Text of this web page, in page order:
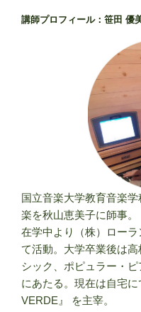
ン
講師プロフィール：笹田 優
国立音楽大学教育音楽
楽を秋山恵美子に師事。
在学中より（株）ロー
て活動。大学卒業後は
シック、ポピュラー・
にあたる。現在は自宅
VERDE』 を主宰。